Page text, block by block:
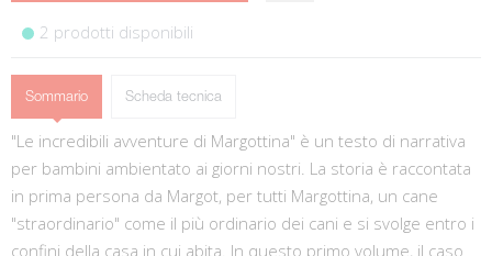
2 prodotti disponibili
Sommario Scheda tecnica
"Le incredibili avventure di Margottina" è un testo di narrativa
per bambini ambientato ai giorni nostri. La storia è raccontata
in prima persona da Margot, per tutti Margottina, un cane
"straordinario" come il più ordinario dei cani e si svolge entro i
confini della casa in cui abita. In questo primo volume, il caso